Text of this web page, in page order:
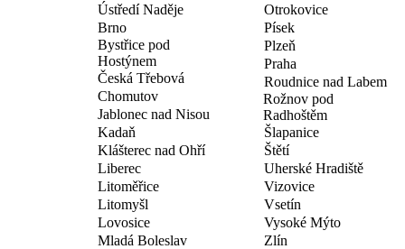
Ústředí Naděje
Brno
Bystřice pod
Hostýnem
Česká Třebová
Chomutov
Jablonec nad Nisou
Kadaň
Klášterec nad Ohří
Liberec
Litoměřice
Litomyšl
Lovosice
Mladá Boleslav
Otrokovice
Písek
Plzeň
Praha
Roudnice nad Labem
Rožnov pod
Radhoštěm
Šlapanice
Štětí
Uherské Hradiště
Vizovice
Vsetín
Vysoké Mýto
Zlín